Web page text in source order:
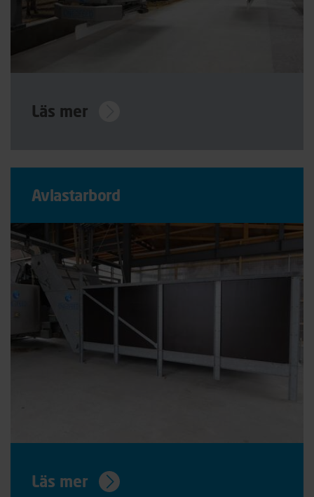
Läs mer
Avlastarbord
Läs mer